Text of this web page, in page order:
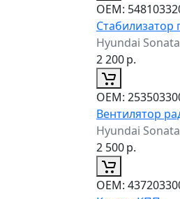
ОЕМ:
Стабилизатор
Hyundai
2 200р.
ОЕМ:
Вентилятор
Hyundai
2 500р.
ОЕМ: